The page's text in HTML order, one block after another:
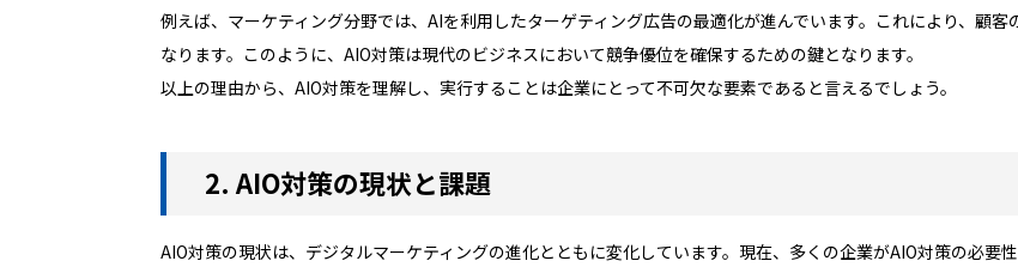
例えば、マーケティング分野では、AIを利用したターゲティング広告の最適化が進んでいます。これにより、顧
なります。このように、AIO対策は現代のビジネスにおいて競争優位を確保するための鍵となります。
以上の理由から、AIO対策を理解し、実行することは企業にとって不可欠な要素であると言えるでしょう。
2. AIO対策の現状と課題
AIO対策の現状は、デジタルマーケティングの進化とともに変化しています。現在、多くの企業がAIO対策の必要